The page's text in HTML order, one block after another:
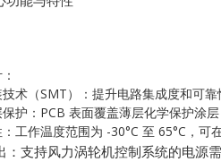
术（SMT）：提升电路集成度和可靠
护：PCB 表面覆盖薄层化学保护涂
工作温度范围为 -30°C 至 65°C，可
：支持风力涡轮机控制系统的电源需